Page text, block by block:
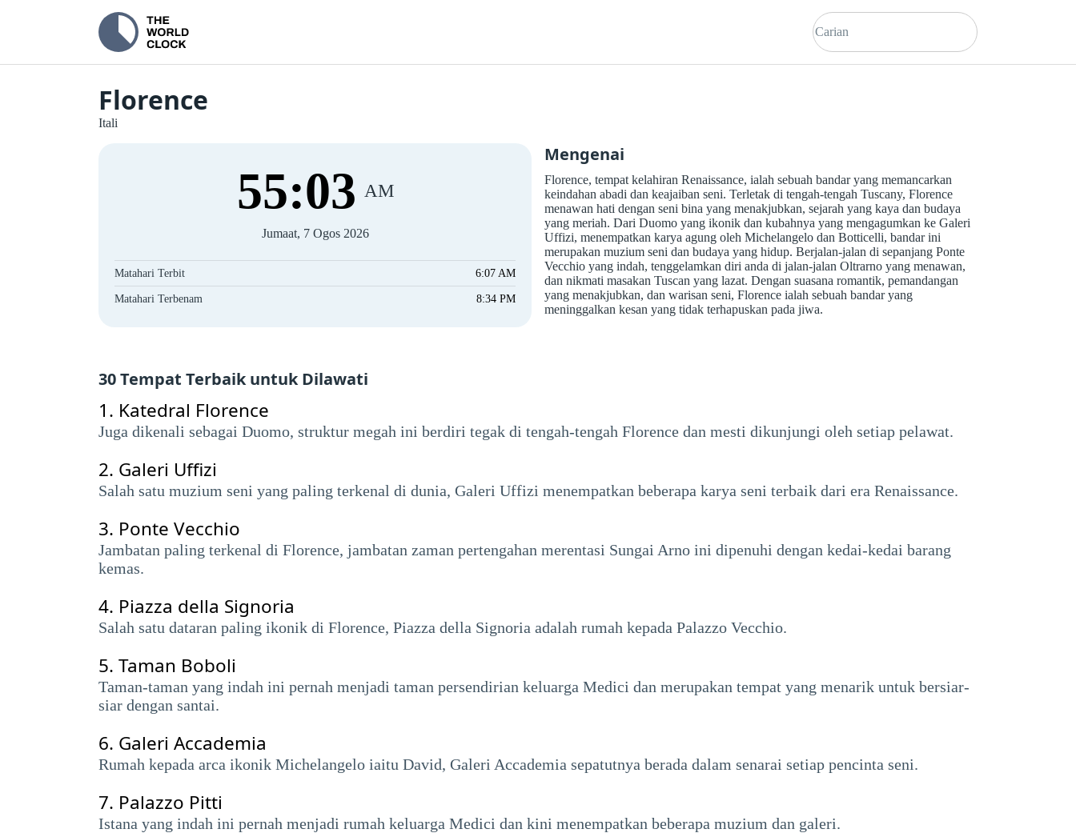
Florence
Itali
55:04 AM
Jumaat, 7 Ogos 2026
Matahari Terbit 6:07 AM
Matahari Terbenam 8:34 PM
Mengenai
Florence, tempat kelahiran Renaissance, ialah sebuah bandar yang memancarkan
keindahan abadi dan keajaiban seni. Terletak di tengah-tengah Tuscany, Florence
menawan hati dengan seni bina yang menakjubkan, sejarah yang kaya dan budaya
yang meriah. Dari Duomo yang ikonik dan kubahnya yang mengagumkan ke Galeri
Uffizi, menempatkan karya agung oleh Michelangelo dan Botticelli, bandar ini
merupakan muzium seni dan budaya yang hidup. Berjalan-jalan di sepanjang Ponte
Vecchio yang indah, tenggelamkan diri anda di jalan-jalan Oltrarno yang menawan,
dan nikmati masakan Tuscan yang lazat. Dengan suasana romantik, pemandangan
yang menakjubkan, dan warisan seni, Florence ialah sebuah bandar yang
meninggalkan kesan yang tidak terhapuskan pada jiwa.
30 Tempat Terbaik untuk Dilawati
1. Katedral Florence
Juga dikenali sebagai Duomo, struktur megah ini berdiri tegak di tengah-tengah Florence dan mesti dikunjungi oleh setiap pelawat.
2. Galeri Uffizi
Salah satu muzium seni yang paling terkenal di dunia, Galeri Uffizi menempatkan beberapa karya seni terbaik dari era Renaissance.
3. Ponte Vecchio
Jambatan paling terkenal di Florence, jambatan zaman pertengahan merentasi Sungai Arno ini dipenuhi dengan kedai-kedai barang
kemas.
4. Piazza della Signoria
Salah satu dataran paling ikonik di Florence, Piazza della Signoria adalah rumah kepada Palazzo Vecchio.
5. Taman Boboli
Taman-taman yang indah ini pernah menjadi taman persendirian keluarga Medici dan merupakan tempat yang menarik untuk bersiar-
siar dengan santai.
6. Galeri Accademia
Rumah kepada arca ikonik Michelangelo iaitu David, Galeri Accademia sepatutnya berada dalam senarai setiap pencinta seni.
7. Palazzo Pitti
Istana yang indah ini pernah menjadi rumah keluarga Medici dan kini menempatkan beberapa muzium dan galeri.